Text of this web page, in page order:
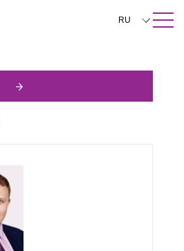
Закрыть
RU
한국어